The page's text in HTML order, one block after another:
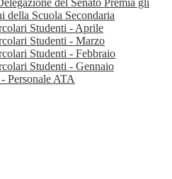
del Senato Premia gli
della Scuola Secondaria
Studenti - Aprile
Studenti - Marzo
Studenti - Febbraio
Studenti - Gennaio
Personale ATA